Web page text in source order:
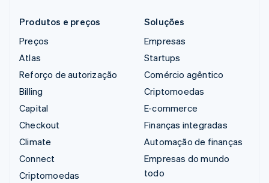
Produtos e preços
Preços
Atlas
Reforço de autorização
Billing
Capital
Checkout
Climate
Connect
Criptomoedas
Soluções
Empresas
Startups
Comércio agêntico
Criptomoedas
E-commerce
Finanças integradas
Automação de finanças
Empresas do mundo
todo